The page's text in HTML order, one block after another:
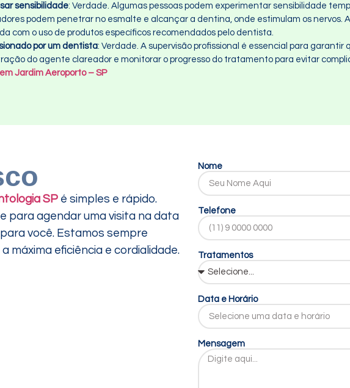
sensibilidade: Verdade. Algumas pessoas podem experimentar sensibilidade
podem penetrar no esmalte e alcançar a dentina, onde estimulam os nervos.
com o uso de produtos específicos recomendados pelo dentista.
por um dentista: Verdade. A supervisão profissional é essencial para
do agente clareador e monitorar o progresso do tratamento para evitar
Jardim Aeroporto – SP
SP é simples e rápido.
para agendar uma visita na data
você. Estamos sempre
máxima eficiência e cordialidade.
Nome
Telefone
Tratamentos
Data e Horário
Mensagem